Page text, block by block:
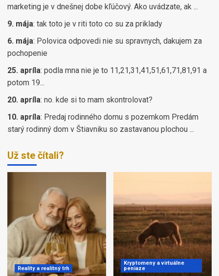
marketing je v dnešnej dobe kľúčový. Ako uvádzate, ak ...
9. mája: tak toto je v riti toto co su za priklady
6. mája: Polovica odpovedi nie su spravnych, dakujem za
pochopenie
25. apríla: podla mna nie je to 11,21,31,41,51,61,71,81,91 a
potom 19...
20. apríla: no. kde si to mam skontrolovat?
10. apríla: Predaj rodinného domu s pozemkom Predám
starý rodinný dom v Štiavniku so zastavanou plochou ...
Už ste čítali?
Reality a realitný trh
Kryptomeny a virtuálne
peniaze